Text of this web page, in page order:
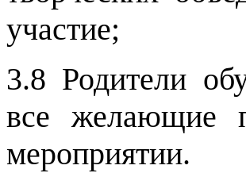
участие;
3.8 Родители
все желающие
мероприятии.